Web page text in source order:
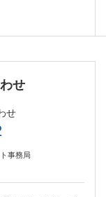
せ
せ
事務局